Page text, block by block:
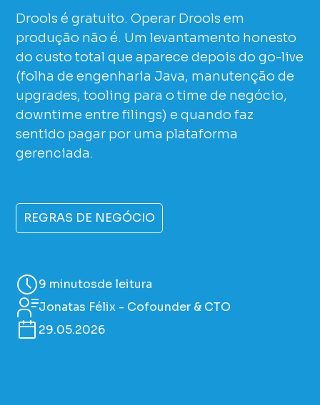
Drools é gratuito. Operar Drools em
produção não é. Um levantamento honesto
do custo total que aparece depois do go-live
(folha de engenharia Java, manutenção de
upgrades, tooling para o time de negócio,
downtime entre filings) e quando faz
sentido pagar por uma plataforma
gerenciada.
REGRAS DE NEGÓCIO
9 minutosde leitura
Jonatas Félix - Cofounder & CTO
29.05.2026